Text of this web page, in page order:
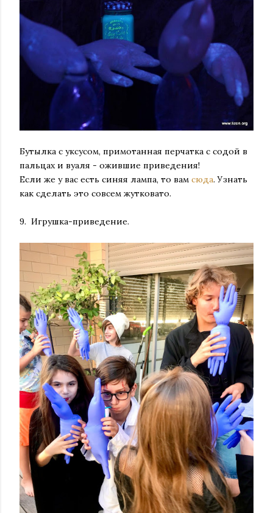
Бутылка с уксусом, примотанная перчатка с содой в
пальцах и вуаля - ожившие приведения!
Если же у вас есть синяя лампа, то вам сюда. Узнать
как сделать это совсем жутковато.
9. Игрушка-приведение.